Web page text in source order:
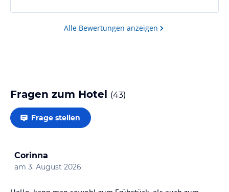
darauf wird geachtet und es kommen keine fremden
Personen reineAlle Bewertungen anzeigen
Fragen zum Hotel (43)
Frage stellen
Corinna
am 3. August 2026